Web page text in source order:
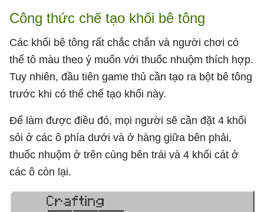
Công thức chế tạo khối bê tông
Các khối bê tông rất chắc chắn và người chơi có
thể tô màu theo ý muốn với thuốc nhuộm thích hợp.
Tuy nhiên, đầu tiên game thủ cần tạo ra bột bê tông
trước khi có thể chế tạo khối này.
Để làm được điều đó, mọi người sẽ cần đặt 4 khối
sỏi ở các ô phía dưới và ở hàng giữa bên phải,
thuốc nhuộm ở trên cùng bên trái và 4 khối cát ở
các ô còn lại.